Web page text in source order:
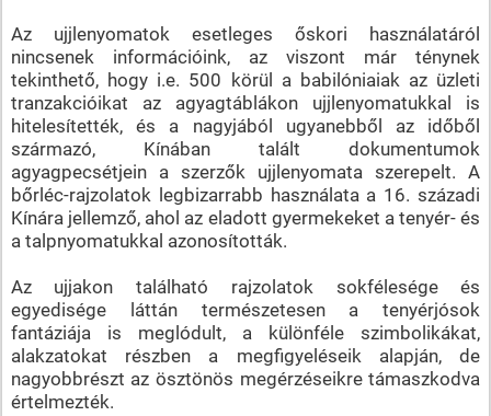
Az ujjlenyomatok esetleges őskori használatáról
nincsenek információink, az viszont már ténynek
tekinthető, hogy i.e. 500 körül a babilóniaiak az üzleti
tranzakcióikat az agyagtáblákon ujjlenyomatukkal is
hitelesítették, és a nagyjából ugyanebből az időből
származó, Kínában talált dokumentumok
agyagpecsétjein a szerzők ujjlenyomata szerepelt. A
bőrléc-rajzolatok legbizarrabb használata a 16. századi
Kínára jellemző, ahol az eladott gyermekeket a tenyér- és
a talpnyomatukkal azonosították.
Az ujjakon található rajzolatok sokfélesége és
egyedisége láttán természetesen a tenyérjósok
fantáziája is meglódult, a különféle szimbolikákat,
alakzatokat részben a megfigyeléseik alapján, de
nagyobbrészt az ösztönös megérzéseikre támaszkodva
értelmezték.